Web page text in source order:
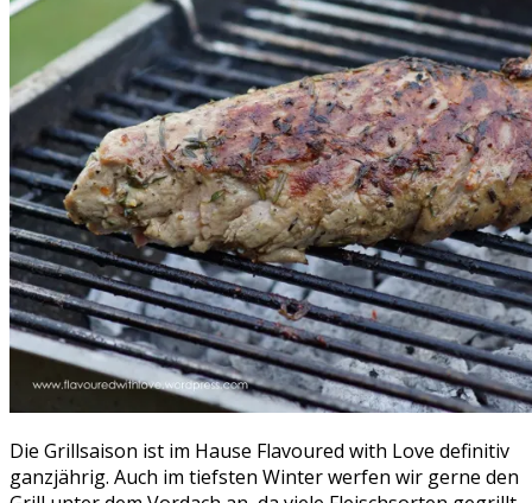
Die Grillsaison ist im Hause Flavoured with Love definitiv
ganzjährig. Auch im tiefsten Winter werfen wir gerne den